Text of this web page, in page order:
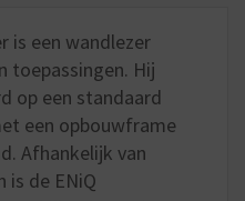
is een wandlezer
toepassingen. Hij
op een standaard
een opbouwframe
Afhankelijk van
is de ENiQ